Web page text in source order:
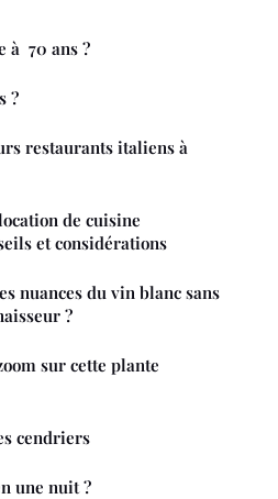
à 70 ans ?
?
restaurants italiens à
de cuisine
et considérations
nuances du vin blanc sans
?
sur cette plante
cendriers
une nuit ?